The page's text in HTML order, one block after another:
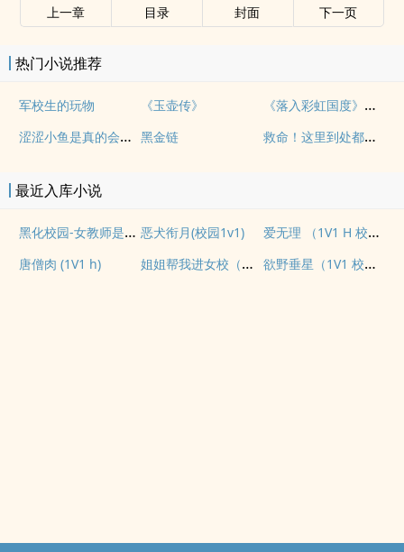
上一章 目录 封面 下一页
热门小说推荐
军校生的玩物 《玉壶传》
《落入彩虹国度》穿越+西幻+言情
涩涩小鱼是真的会被干透 黑金链 救命！这里到处都是阴暗批（西幻NPH）
最近入库小说
黑化校园-女教师是我的复仇共犯 恶犬衔月(校园1v1) 爱无理 （1V1 H 校园）
唐僧肉 (1V1 h) 姐姐帮我进女校（骨科，NPH，年下） 欲野垂星（1V1 校园H）